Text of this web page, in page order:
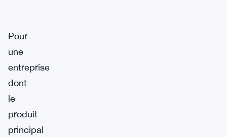
Pour
une
entreprise
dont
le
produit
principal